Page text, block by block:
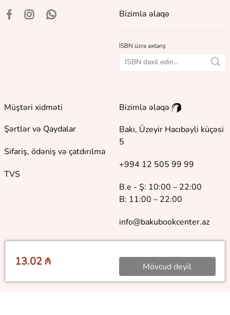
13.02 ₼ Mövcud deyil
Bizimlə əlaqə
İSBN üzrə axtarış
Müştəri xidməti
Şərtlər və Qaydalar
Sifariş, ödəniş və çatdırılma
TVS
Bizimlə əlaqə
Bakı, Üzeyir Hacıbəyli küçəsi
5
+994 12 505 99 99
B.e - Ş: 10:00 – 22:00
B: 11:00 – 22:00
info@bakubookcenter.az